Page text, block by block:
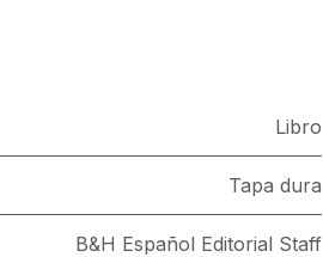
Libro
Tapa dura
B&H Español Editorial Staff